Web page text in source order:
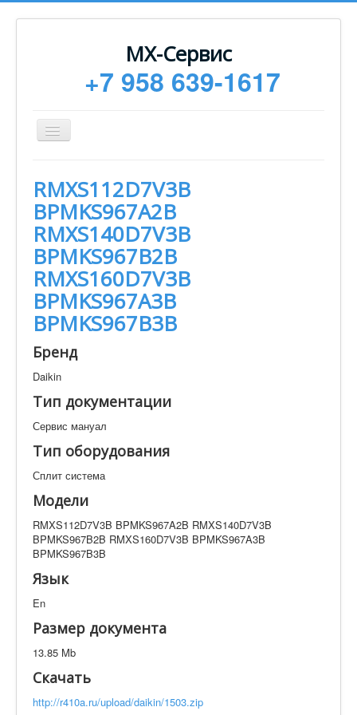
МХ-Сервис
+7 958 639-1617
Toggle
Navigation
Монтаж
Сервисное обслуживание
Техническая документация
Статьи
Новости
Контакты
RMXS112D7V3B BPMKS967A2B RMXS140D7V3B
BPMKS967B2B RMXS160D7V3B BPMKS967A3B
BPMKS967B3B
Производитель
Элементов на страницу
RMXS112D7V3B
BPMKS967A2B
RMXS140D7V3B
BPMKS967B2B
RMXS160D7V3B
BPMKS967A3B
BPMKS967B3B
Бренд
Daikin
Тип документации
Сервис мануал
Тип оборудования
Сплит система
Модели
RMXS112D7V3B BPMKS967A2B RMXS140D7V3B
BPMKS967B2B RMXS160D7V3B BPMKS967A3B
BPMKS967B3B
Язык
En
Размер документа
13.85 Mb
Скачать
http://r410a.ru/upload/daikin/1503.zip